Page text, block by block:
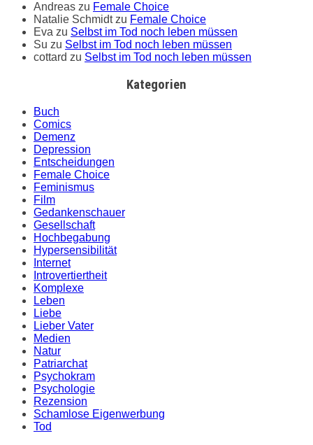
Andreas zu Female Choice
Natalie Schmidtzu Female Choice
Eva zu Selbst im Tod noch leben müssen
Su zu Selbst im Tod noch leben müssen
cottard zu Selbst im Tod noch leben müssen
Kategorien
Buch
Comics
Demenz
Depression
Entscheidungen
Female Choice
Feminismus
Film
Gedankenschauer
Gesellschaft
Hochbegabung
Hypersensibilität
Internet
Introvertiertheit
Komplexe
Leben
Liebe
Lieber Vater
Medien
Natur
Patriarchat
Psychokram
Psychologie
Rezension
Schamlose Eigenwerbung
Tod